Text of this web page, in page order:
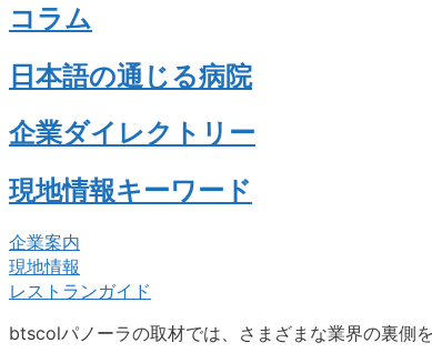
コラム
日本語の通じる病院
企業ダイレクトリー
現地情報キーワード
企業案内
現地情報
レストランガイド
btscolパノーラの取材では、さまざまな業界の裏側